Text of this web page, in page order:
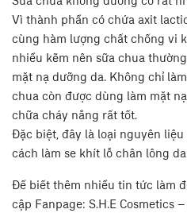
Vì thành phần có chứa axit
cùng hàm lượng chất chống vi
nhiều kẽm nên sữa chua
mặt nạ dưỡng da. Không chỉ
chua còn được dùng làm mặt
chữa cháy nắng rất tốt.
Đặc biệt, đây là loại nguyên
cách làm se khít lỗ chân lông
Để biết thêm nhiều tin tức làm
cập Fanpage: S.H.E Cosmetics